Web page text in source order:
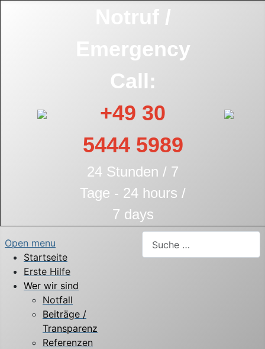
Notruf /
Emergency
Call:
+49 30
5444 5989
24 Stunden / 7
Tage - 24 hours /
7 days
Open menu
Startseite
Erste Hilfe
Wer wir sind
Notfall
Beiträge /
Transparenz
Referenzen